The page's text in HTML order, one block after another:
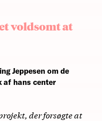
voldsomt at
Jeppesen om de
af hans center
der forsøgte at